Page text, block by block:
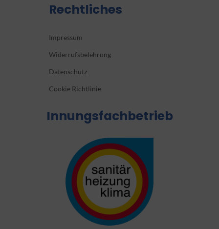
Rechtliches
Impressum
Widerrufsbelehrung
Datenschutz
Cookie Richtlinie
Innungsfachbetrieb